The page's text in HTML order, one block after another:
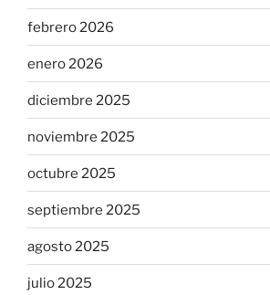
febrero 2026
enero 2026
diciembre 2025
noviembre 2025
octubre 2025
septiembre 2025
agosto 2025
julio 2025